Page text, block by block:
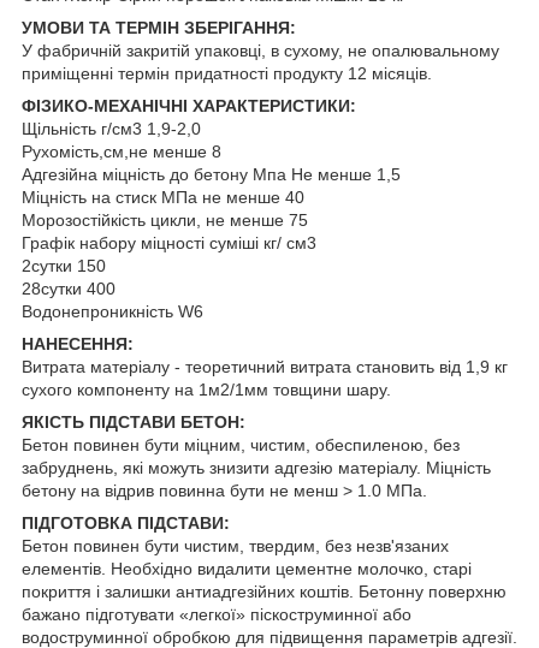
УМОВИ ТА ТЕРМІН ЗБЕРІГАННЯ:
У фабричній закритій упаковці, в сухому, не опалювальному
приміщенні термін придатності продукту 12 місяців.
ФІЗИКО-МЕХАНІЧНІ ХАРАКТЕРИСТИКИ:
Щільність г/см3 1,9-2,0
Рухомість,см,не менше 8
Адгезійна міцність до бетону Мпа Не менше 1,5
Міцність на стиск МПа не менше 40
Морозостійкість цикли, не менше 75
Графік набору міцності суміші кг/ см3
2сутки 150
28сутки 400
Водонепроникність W6
НАНЕСЕННЯ:
Витрата матеріалу - теоретичний витрата становить від 1,9 кг
сухого компоненту на 1м2/1мм товщини шару.
ЯКІСТЬ ПІДСТАВИ БЕТОН:
Бетон повинен бути міцним, чистим, обеспиленою, без
забруднень, які можуть знизити адгезію матеріалу. Міцність
бетону на відрив повинна бути не менш > 1.0 МПа.
ПІДГОТОВКА ПІДСТАВИ:
Бетон повинен бути чистим, твердим, без незв'язаних
елементів. Необхідно видалити цементне молочко, старі
покриття і залишки антиадгезійних коштів. Бетонну поверхню
бажано підготувати «легкої» піскоструминної або
водоструминної обробкою для підвищення параметрів адгезії.